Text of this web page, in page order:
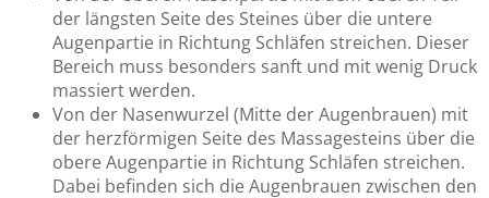
der längsten Seite des Steines über die untere
Augenpartie in Richtung Schläfen streichen. Dieser
Bereich muss besonders sanft und mit wenig Druck
massiert werden.
Von der Nasenwurzel (Mitte der Augenbrauen) mit
der herzförmigen Seite des Massagesteins über die
obere Augenpartie in Richtung Schläfen streichen.
Dabei befinden sich die Augenbrauen zwischen den